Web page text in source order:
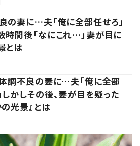
の妻に…夫「俺に全部任せろ」
時間後「なにこれ…」妻が目に
とは
体調不良の妻に…夫「俺に全部
しかしその後、妻が目を疑った
の光景』とは